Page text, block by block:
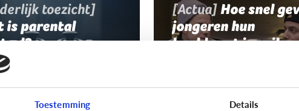
Toestemming Details
toezicht]
is parental
[Actua] Hoe snel
jongeren hun
bankkaart in ruil